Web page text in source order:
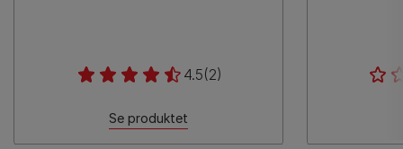
4.5(2)
Se produktet